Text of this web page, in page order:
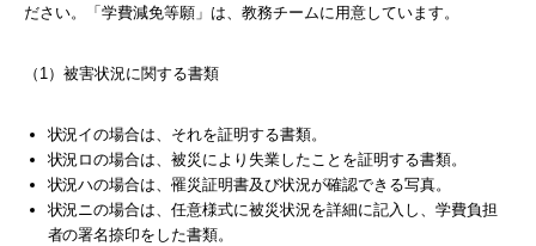
ださい。「学費減免等願」は、教務チームに用意しています。
（1）被害状況に関する書類
状況イの場合は、それを証明する書類。
状況ロの場合は、被災により失業したことを証明する書類。
状況ハの場合は、罹災証明書及び状況が確認できる写真。
状況ニの場合は、任意様式に被災状況を詳細に記入し、学費負担
者の署名捺印をした書類。